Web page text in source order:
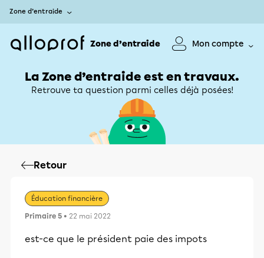
Zone d’entraide
Zone d’entraide Mon compte
La Zone d’entraide est en travaux.
Retrouve ta question parmi celles déjà posées!
Retour
Éducation financière
Primaire 5 • 22 mai 2022
est-ce que le président paie des impots